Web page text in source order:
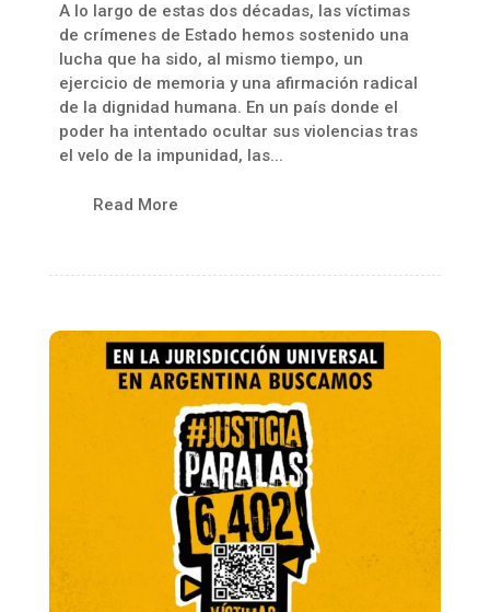
A lo largo de estas dos décadas, las víctimas
de crímenes de Estado hemos sostenido una
lucha que ha sido, al mismo tiempo, un
ejercicio de memoria y una afirmación radical
de la dignidad humana. En un país donde el
poder ha intentado ocultar sus violencias tras
el velo de la impunidad, las...
Read More